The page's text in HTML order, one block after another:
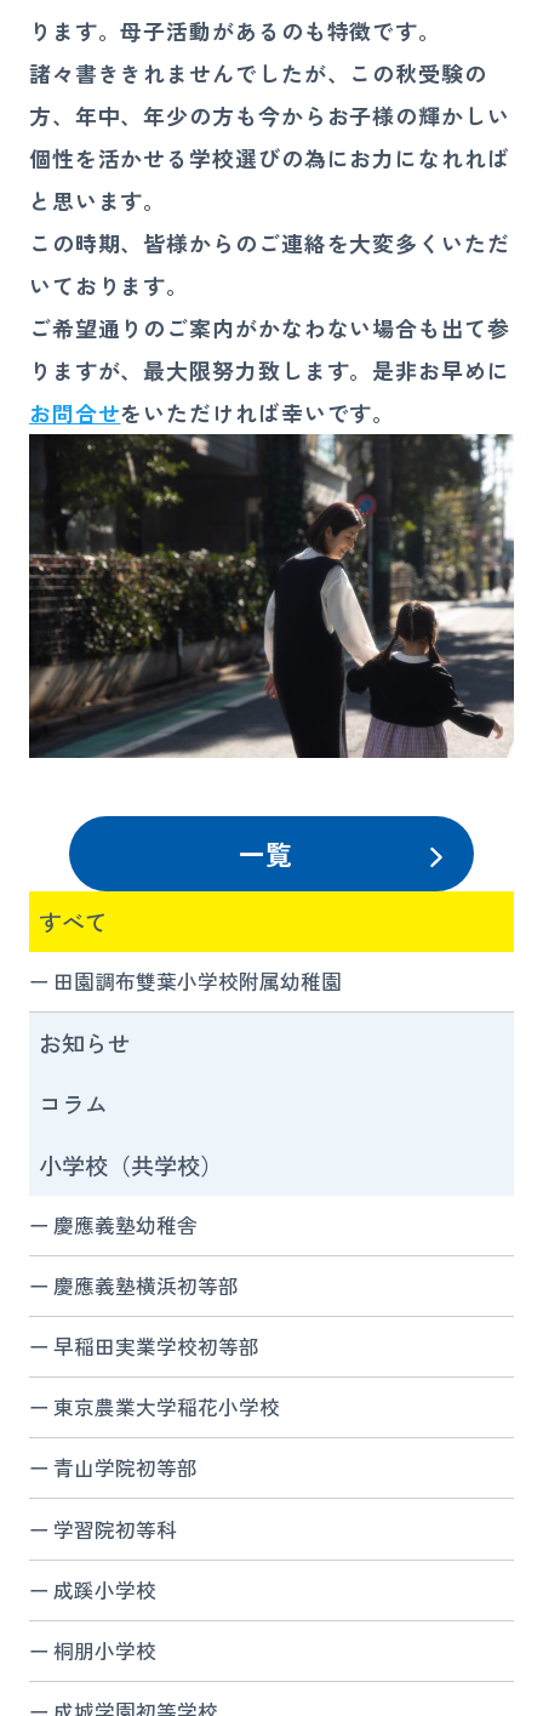
すべて
田園調布雙葉小学校附属幼稚園
お知らせ
コラム
小学校（共学校）
慶應義塾幼稚舎
慶應義塾横浜初等部
早稲田実業学校初等部
東京農業大学稲花小学校
青山学院初等部
学習院初等科
成蹊小学校
桐朋小学校
ります。母子活動があるのも特徴です。
諸々書ききれませんでしたが、この秋受験の
方、年中、年少の方も今からお子様の輝かしい
個性を活かせる学校選びの為にお力になれれば
と思います。
この時期、皆様からのご連絡を大変多くいただ
いております。
ご希望通りのご案内がかなわない場合も出て参
りますが、最大限努力致します。是非お早めに
お問合せをいただければ幸いです。
一覧